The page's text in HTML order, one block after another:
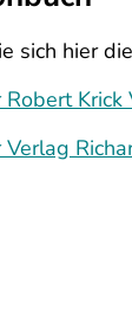
sich hier
Krick